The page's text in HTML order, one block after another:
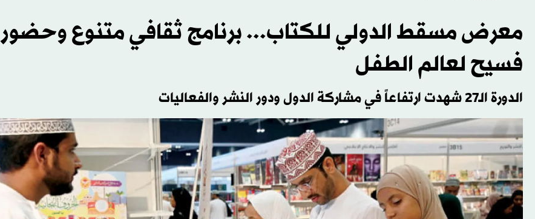
معرض مسقط الدولي للكتاب... برنامج ثقافي متنوع وحضور
فسيح لعالم الطفل
الدورة الـ27 شهدت ارتفاعاً في مشاركة الدول ودور النشر والفعاليات